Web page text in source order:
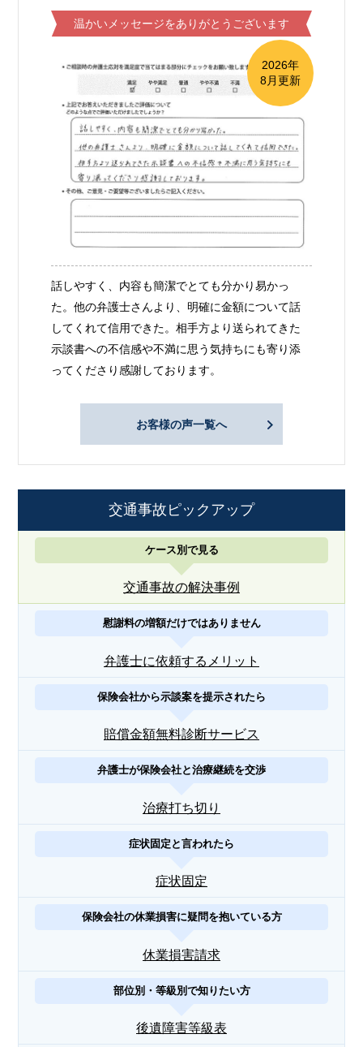
温かいメッセージをありがとうございます
2026年
8月更新
話しやすく、内容も簡潔でとても分かり易かっ
た。他の弁護士さんより、明確に金額について話
してくれて信用できた。相手方より送られてきた
示談書への不信感や不満に思う気持ちにも寄り添
ってくださり感謝しております。
お客様の声一覧へ
交通事故ピックアップ
ケース別で見る
交通事故の解決事例
慰謝料の増額だけではありません
弁護士に依頼するメリット
保険会社から示談案を提示されたら
賠償金額無料診断サービス
弁護士が保険会社と治療継続を交渉
治療打ち切り
症状固定と言われたら
症状固定
保険会社の休業損害に疑問を抱いている方
休業損害請求
部位別・等級別で知りたい方
後遺障害等級表